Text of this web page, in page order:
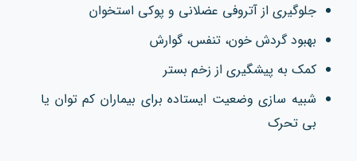
جلوگیری از آتروفی عضلانی و پوکی استخوان
بهبود گردش خون، تنفس، گوارش
کمک به پیشگیری از زخم بستر
شبیه‌ سازی وضعیت ایستاده برای بیماران کم‌ توان یا
بی‌ تحرک